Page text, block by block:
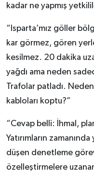
kadar ne yapmış
“Isparta’mız göller
kar görmez, gören
kesilmez. 20 dakika
yağdı ama neden
Trafolar patladı.
kabloları koptu?”
“Cevap belli: İhmal,
Yatırımların
düşen denetleme
özelleştirmelere